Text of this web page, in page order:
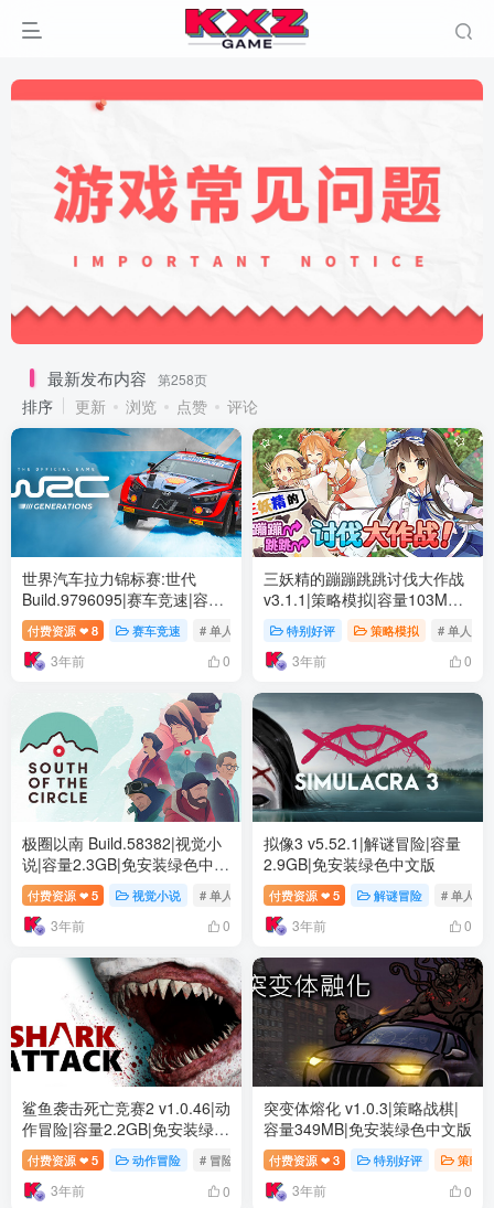
最新发布内容 第258页
排序 更新 浏览 点赞 评论
世界汽车拉力锦标赛:世代
Build.9796095|赛车竞速|容量
47.2GB|免安装绿色中文版
付费资源 ❤ 8 赛车竞速 # 单人 # 模拟 # 3D
3年前 0
三妖精的蹦蹦跳跳讨伐大作战
v3.1.1|策略模拟|容量103MB|
免安装绿色中文版
特别好评 策略模拟 # 单人
3年前 0
极圈以南 Build.58382|视觉小
说|容量2.3GB|免安装绿色中文
版付费资源 ❤ 5 视觉小说 # 单人 # 冒险 # 氛围
3年前 0
拟像3 v5.52.1|解谜冒险|容量
2.9GB|免安装绿色中文版
付费资源 ❤ 5 解谜冒险 # 单人
3年前 0
鲨鱼袭击死亡竞赛2 v1.0.46|动
作冒险|容量2.2GB|免安装绿色
中文版
付费资源 ❤ 5 动作冒险 # 冒险 # 动作 # 3D
3年前 0
突变体熔化 v1.0.3|策略战棋|
容量349MB|免安装绿色中文版
付费资源 ❤ 3 特别好评 策略
3年前 0